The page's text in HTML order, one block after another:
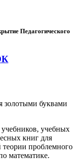
Педагогического
золотыми буквами
учебных
книг для
теории проблемного
математике.